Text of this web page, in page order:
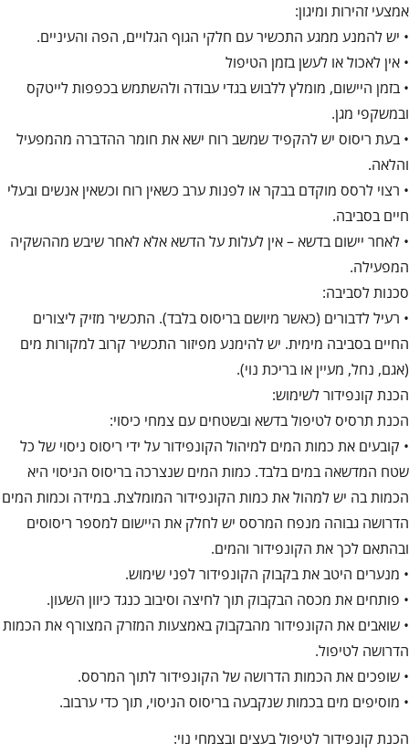
אמצעי זהירות ומיגון:
• יש להמנע ממגע התכשיר עם חלקי הגוף הגלויים, הפה והעיניים.
• אין לאכול או לעשן בזמן הטיפול
• בזמן היישום, מומלץ ללבוש בגדי עבודה ולהשתמש בכפפות לייטקס
ובמשקפי מגן.
• בעת ריסוס יש להקפיד שמשב רוח ישא את חומר ההדברה מהמפעיל
והלאה.
• רצוי לרסס מוקדם בבקר או לפנות ערב כשאין רוח וכשאין אנשים ובעלי
חיים בסביבה.
• לאחר יישום בדשא – אין לעלות על הדשא אלא לאחר שיבש מההשקיה
המפעילה.
סכנות לסביבה:
• רעיל לדבורים (כאשר מיושם בריסוס בלבד). התכשיר מזיק ליצורים
החיים בסביבה מימית. יש להימנע מפיזור התכשיר קרוב למקורות מים
(אגם, נחל, מעיין או בריכת נוי).
הכנת קונפידור לשימוש:
הכנת תרסיס לטיפול בדשא ובשטחים עם צמחי כיסוי:
• קובעים את כמות המים למיהול הקונפידור על ידי ריסוס ניסוי של כל
שטח המדשאה במים בלבד. כמות המים שנצרכה בריסוס הניסוי היא
הכמות בה יש למהול את כמות הקונפידור המומלצת. במידה וכמות המים
הדרושה גבוהה מנפח המרסס יש לחלק את היישום למספר ריסוסים
ובהתאם לכך את הקונפידור והמים.
• מנערים היטב את בקבוק הקונפידור לפני שימוש.
• פותחים את מכסה הבקבוק תוך לחיצה וסיבוב כנגד כיוון השעון.
• שואבים את הקונפידור מהבקבוק באמצעות המזרק המצורף את הכמות
הדרושה לטיפול.
• שופכים את הכמות הדרושה של הקונפידור לתוך המרסס.
• מוסיפים מים בכמות שנקבעה בריסוס הניסוי, תוך כדי ערבוב.
הכנת קונפידור לטיפול בעצים ובצמחי נוי: